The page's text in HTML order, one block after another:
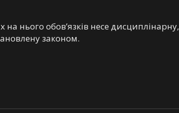
нього обов’язків несе дисциплінарну,
законом.